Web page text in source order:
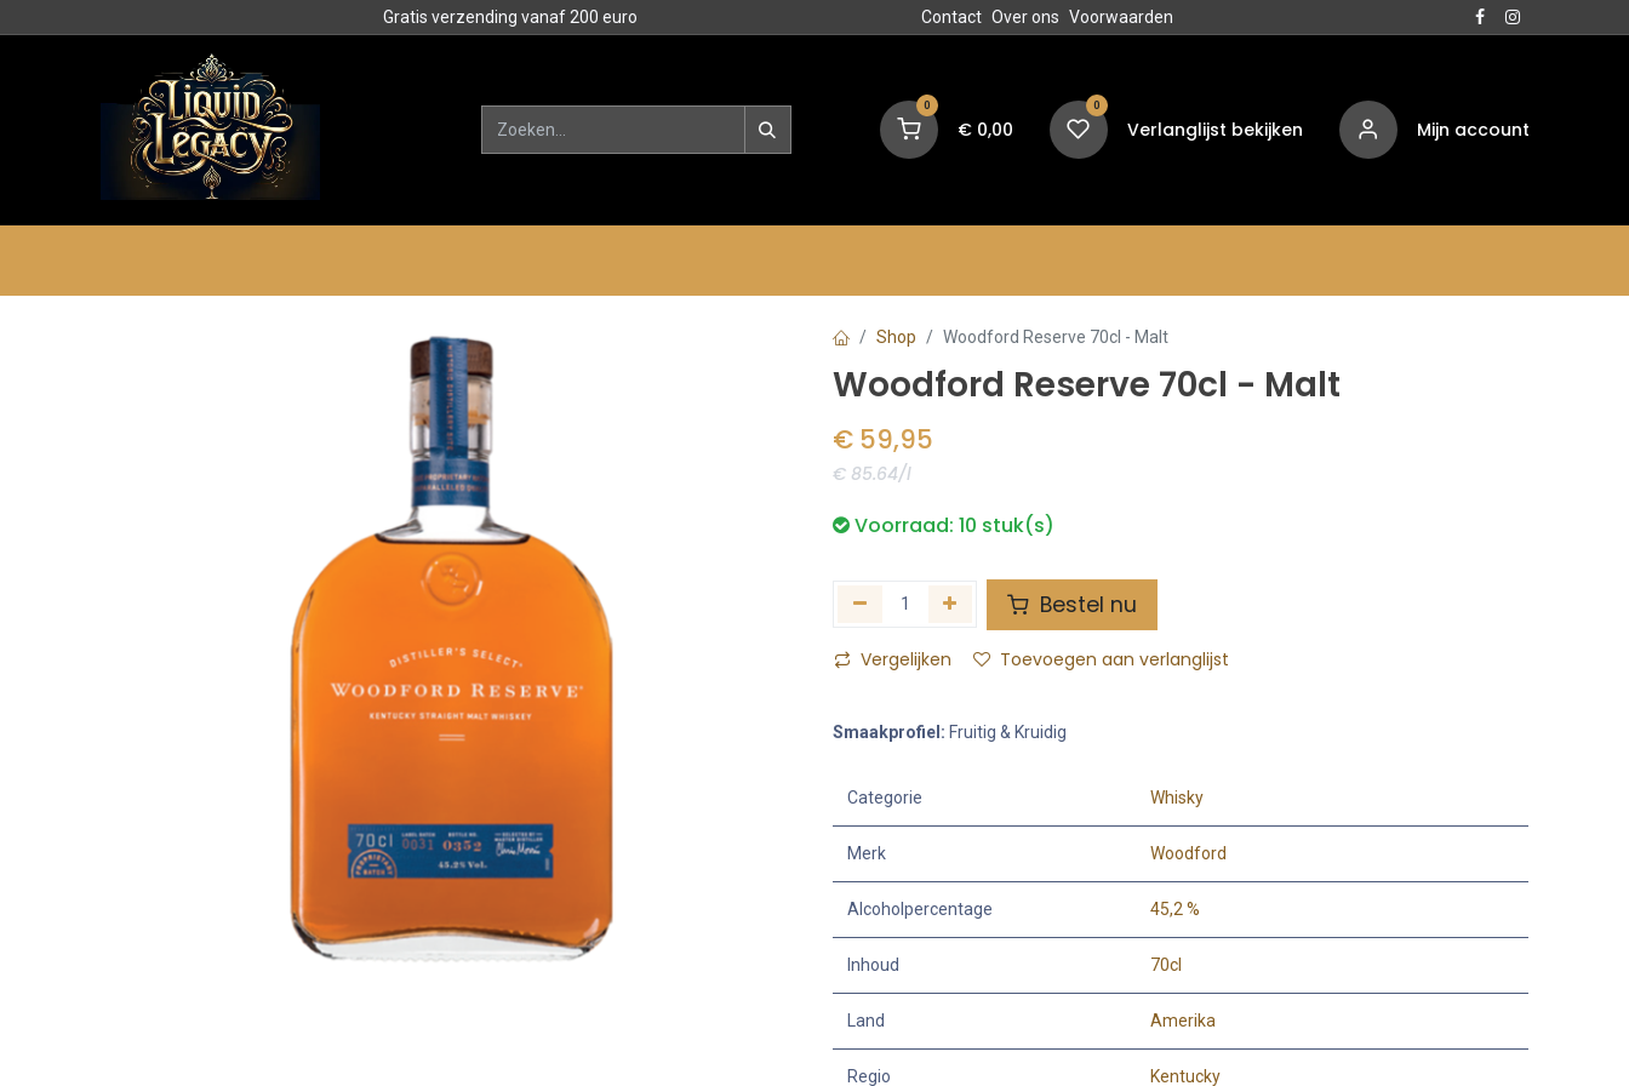
Gratis verzending vanaf 200 euro Contact Over ons Voorwaarden
0
€ 0,00
0
Verlanglijst bekijken Mijn account
Shop Woodford Reserve 70cl - Malt
Woodford Reserve 70cl - Malt
€ 59,95
€ 85.64/l
Voorraad: 10 stuk(s)
Bestel nu
Vergelijken Toevoegen aan verlanglijst
Smaakprofiel: Fruitig & Kruidig
Categorie Whisky
Merk Woodford
Alcoholpercentage 45,2 %
Inhoud 70cl
Land Amerika
Regio Kentucky